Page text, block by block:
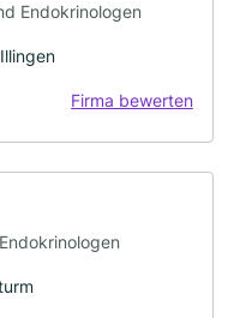
Endokrinologen
Firma bewerten